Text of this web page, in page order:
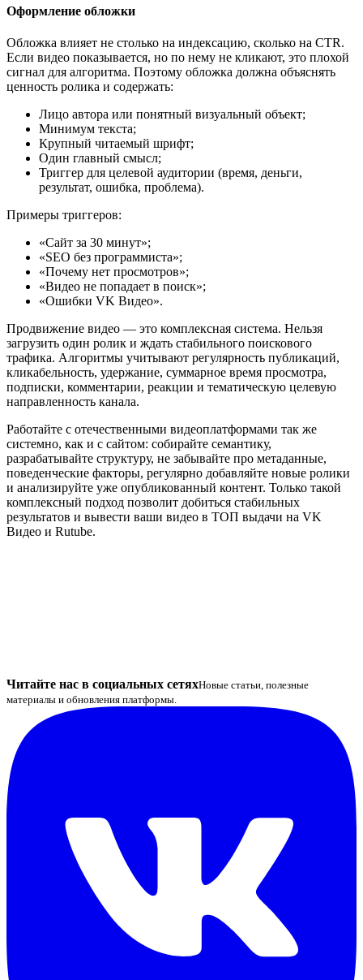
Оформление обложки
Обложка влияет не столько на индексацию, сколько на CTR.
Если видео показывается, но по нему не кликают, это плохой
сигнал для алгоритма. Поэтому обложка должна объяснять
ценность ролика и содержать:
Лицо автора или понятный визуальный объект;
Минимум текста;
Крупный читаемый шрифт;
Один главный смысл;
Триггер для целевой аудитории (время, деньги,
результат, ошибка, проблема).
Примеры триггеров:
«Сайт за 30 минут»;
«SEO без программиста»;
«Почему нет просмотров»;
«Видео не попадает в поиск»;
«Ошибки VK Видео».
Продвижение видео — это комплексная система. Нельзя
загрузить один ролик и ждать стабильного поискового
трафика. Алгоритмы учитывают регулярность публикаций,
кликабельность, удержание, суммарное время просмотра,
подписки, комментарии, реакции и тематическую целевую
направленность канала.
Работайте с отечественными видеоплатформами так же
системно, как и с сайтом: собирайте семантику,
разрабатывайте структуру, не забывайте про метаданные,
поведенческие факторы, регулярно добавляйте новые ролики
и анализируйте уже опубликованный контент. Только такой
комплексный подход позволит добиться стабильных
результатов и вывести ваши видео в ТОП выдачи на VK
Видео и Rutube.
Читайте нас в социальных сетяхНовые статьи, полезные
материалы и обновления платформы.